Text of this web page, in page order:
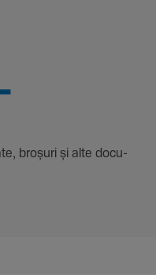
broșuri și alte docu­